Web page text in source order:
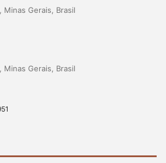
Gerais, Brasil
Gerais, Brasil